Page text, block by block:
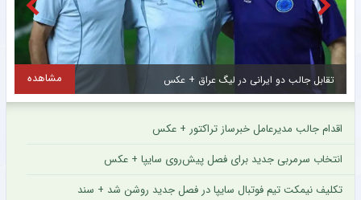
مشاهده
اقدام جالب مدیرعامل خبرساز تراکتور + عکس
انتخاب سرمربی جدید برای فصل پیش‌روی سایپا + عکس
تکلیف نیمکت تیم فوتبال سایپا در فصل جدید روشن شد + سند